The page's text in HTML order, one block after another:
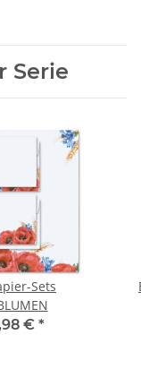
Serie
Sets
€ *